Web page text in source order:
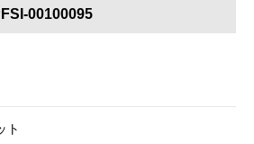
00100095
ト